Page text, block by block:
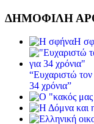
ΔΗΜΟΦΙΛΗ
Η
“Ευχαριστώ
34 χρόνια”